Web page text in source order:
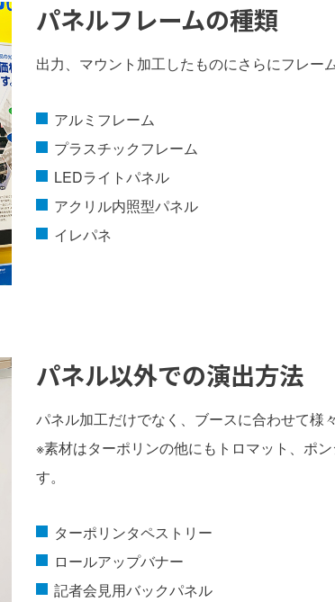
パネルフレームの種類
出力、マウント加工したものにさらにフレー
アルミフレーム
プラスチックフレーム
LEDライトパネル
アクリル内照型パネル
イレパネ
パネル以外での演出方法
パネル加工だけでなく、ブースに合わせて様
※素材はターポリンの他にもトロマット、ポ
す。
ターポリンタペストリー
ロールアップバナー
記者会見用バックパネル